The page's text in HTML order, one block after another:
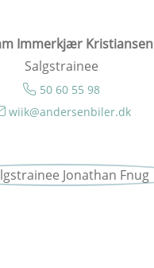
Immerkjær Kristiansen
Salgstrainee
50 60 55 98
wiik@andersenbiler.dk